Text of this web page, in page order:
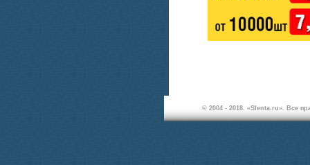
© 2004 - 2018. «Slenta.ru». Все